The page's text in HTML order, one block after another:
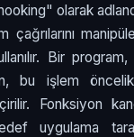
olarak
çağrılarını
Bir
bu işlem
Fonksiyon
uygulama